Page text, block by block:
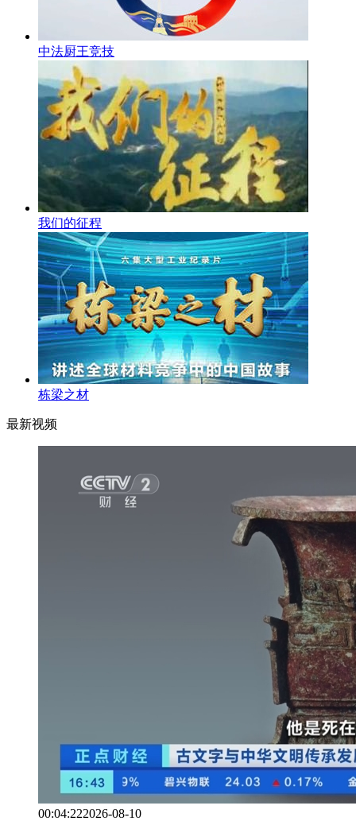
中法厨王竞技
我们的征程
栋梁之材
最新视频
00:04:222026-08-10